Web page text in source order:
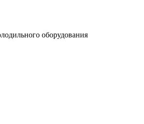
оборудования